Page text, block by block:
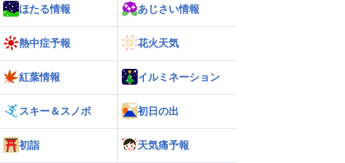
ほたる情報 あじさい情報
熱中症予報 花火天気
紅葉情報 イルミネーション
スキー＆スノボ 初日の出
初詣 天気痛予報